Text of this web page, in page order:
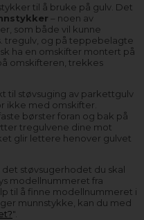
til å bruke på gulv. Det
– noen av
som både vil kunne
tregulv, og på teppebelagte
ha en omskifter montert på
omskifteren, trekkes
til støvsuging av parkettgulv
ikke med omskifter.
børster foran og bak på
tregulvene dine mot
glir lettere henover gulvet
støvsugerhodet du skal
modellnummeret fra
til å finne modellnummeret i
munnstykke, kan du med
".